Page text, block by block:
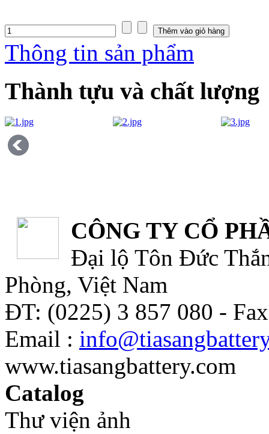
Thông tin sản phẩm
Thành tựu và chất lượng
CÔNG TY CỔ
Đại lộ Tôn Đức
Phòng, Việt Nam
ĐT: (0225) 3 857 080 -
Email :
www.tiasangbattery.com
Catalog
Thư viện ảnh